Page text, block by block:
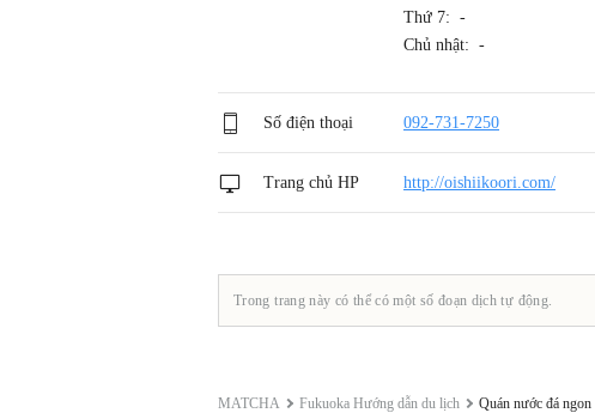
Thứ 7: -
Chủ nhật: -
Số điện thoại 092-731-7250
Trang chủ HP http://oishiikoori.com/
Trong trang này có thể có một số đoạn dịch tự động.
MATCHA Fukuoka Hướng dẫn du lịch Quán nước đá ngon